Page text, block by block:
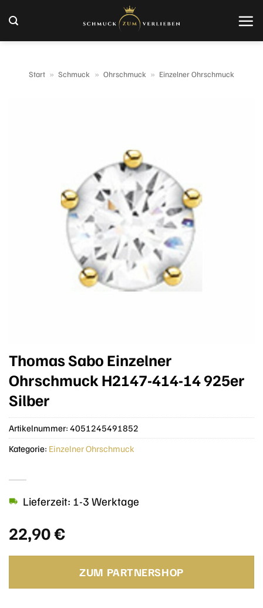
Inhalt
springen
Start » Schmuck » Ohrschmuck » Einzelner Ohrschmuck
Thomas Sabo Einzelner
Ohrschmuck H2147-414-14 925er
Silber
22,90€
Lieferzeit: 1-3 Werktage
ZUM PARTNERSHOP
Artikelnummer: 4051245491852
Kategorie: Einzelner Ohrschmuck